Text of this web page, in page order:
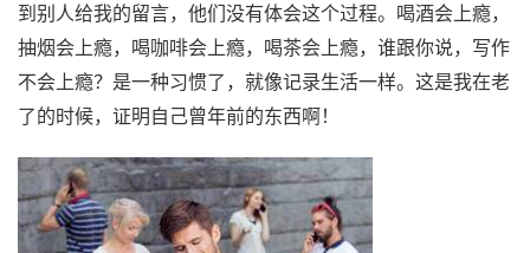
到别人给我的留言，他们没有体会这个过程。喝酒会上瘾，
抽烟会上瘾，喝咖啡会上瘾，喝茶会上瘾，谁跟你说，写作
不会上瘾？是一种习惯了，就像记录生活一样。这是我在老
了的时候，证明自己曾年前的东西啊！